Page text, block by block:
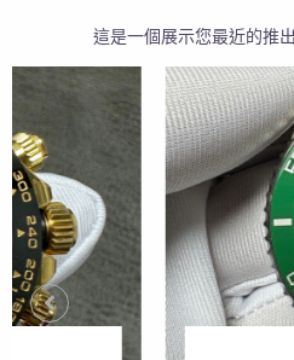
這是一個展示您最近的推